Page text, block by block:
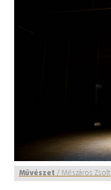
Művészet/Mészáros Zsolt